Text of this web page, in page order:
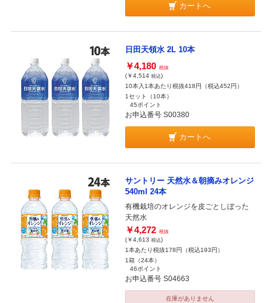
カートへ
日田天領水 2L 10本
￥4,180 税抜
(￥4,514 税込)
10本入1本あたり税抜418円（税込452円）
1セット（10本）
45ポイント
お申込番号 S00380
カートへ
サントリー 天然水＆朝摘みオレンジ
540ml 24本
有機栽培のオレンジを皮ごとしぼった
天然水
￥4,272 税抜
(￥4,613 税込)
1本あたり税抜178円（税込193円）
1箱（24本）
46ポイント
お申込番号 S04663
在庫がありません